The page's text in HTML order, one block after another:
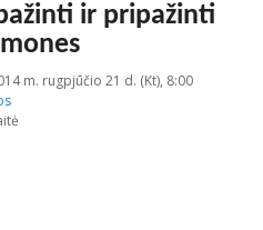
ir pripažinti
m. rugpjūčio 21 d. (Kt), 8:00